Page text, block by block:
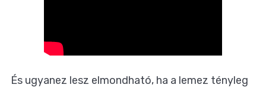
És ugyanez lesz elmondható, ha a lemez tényleg